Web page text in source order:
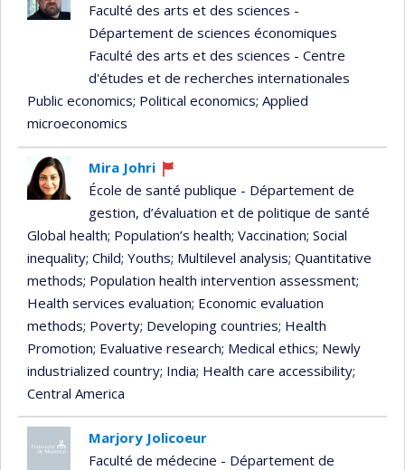
Faculté des arts et des sciences -
Département de sciences économiques
Faculté des arts et des sciences - Centre
d'études et de recherches internationales
Public economics; Political economics; Applied
microeconomics
Mira Johri
Currently
recruiting
École de santé publique - Département de
gestion, d’évaluation et de politique de santé
Global health; Population’s health; Vaccination; Social
inequality; Child; Youths; Multilevel analysis; Quantitative
methods; Population health intervention assessment;
Health services evaluation; Economic evaluation
methods; Poverty; Developing countries; Health
Promotion; Evaluative research; Medical ethics; Newly
industrialized country; India; Health care accessibility;
Central America
Marjory Jolicoeur
Faculté de médecine - Département de